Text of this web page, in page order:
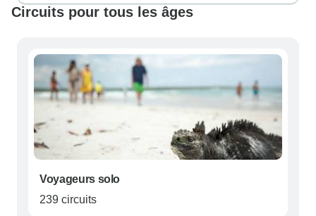
Circuits pour tous les âges
Voyageurs solo
239 circuits